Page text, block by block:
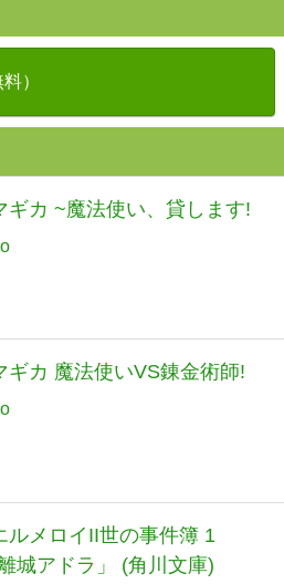
）
ギカ ~魔法使い、貸します!
ギカ 魔法使いVS錬金術師!
ルメロイII世の事件簿 1
城アドラ」 (角川文庫)